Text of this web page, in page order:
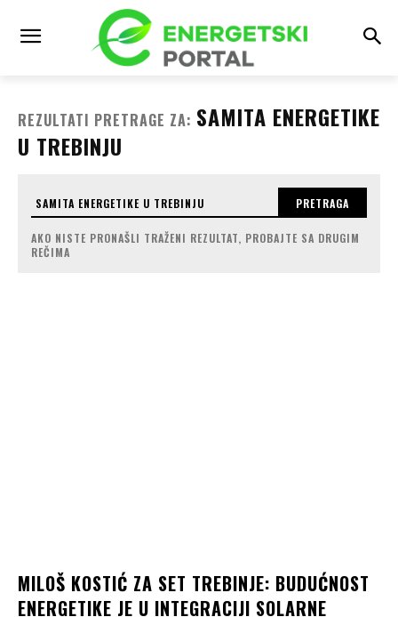
REZULTATI PRETRAGE ZA: SAMITA ENERGETIKE
U TREBINJU
PRETRAGA
AKO NISTE PRONAŠLI TRAŽENI REZULTAT, PROBAJTE SA DRUGIM
REČIMA
MILOŠ KOSTIĆ ZA SET TREBINJE: BUDUĆNOST
ENERGETIKE JE U INTEGRACIJI SOLARNE